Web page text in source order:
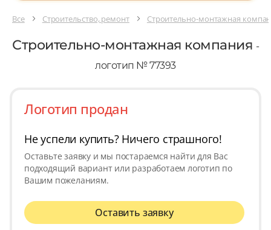
Все Строительство, ремонт Строительно-монтажная
Строительно-монтажная компания -
логотип № 77393
Логотип продан
Не успели купить? Ничего страшного!
Оставьте заявку и мы постараемся найти для Вас
подходящий вариант или разработаем логотип по
Вашим пожеланиям.
Оставить заявку